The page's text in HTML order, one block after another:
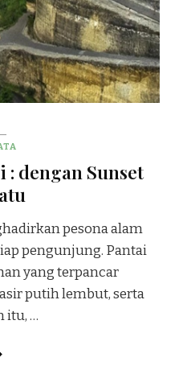
dengan Sunset
pesona alam
pengunjung. Pantai
yang terpancar
putih lembut, serta
itu, …